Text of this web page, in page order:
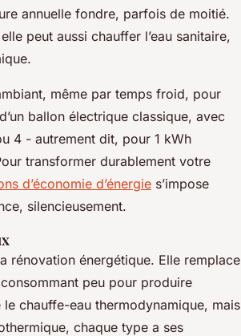
annuelle fondre, parfois de moitié.
peut aussi chauffer l’eau sanitaire,
même par temps froid, pour
ballon électrique classique, avec
4 - autrement dit, pour 1 kWh
transformer durablement votre
d’économie d’énergie s’impose
silencieusement.
rénovation énergétique. Elle remplace
peu pour produire
chauffe-eau thermodynamique, mais
chaque type a ses